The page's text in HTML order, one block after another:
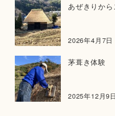
あぜきりから
2026年4月7日
茅葺き体験
2025年12月9日